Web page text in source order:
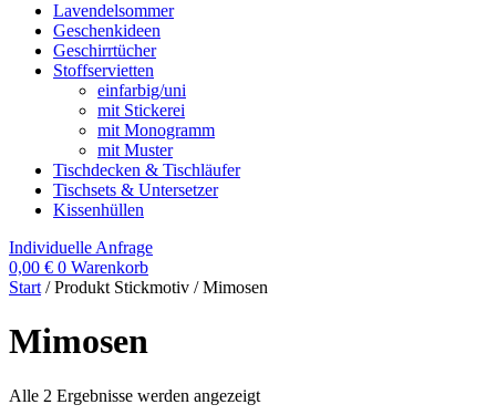
Lavendelsommer
Geschenkideen
Geschirrtücher
Stoffservietten
einfarbig/uni
mit Stickerei
mit Monogramm
mit Muster
Tischdecken & Tischläufer
Tischsets & Untersetzer
Kissenhüllen
Individuelle Anfrage
0,00 € 0 Warenkorb
Start / Produkt Stickmotiv / Mimosen
Mimosen
Alle 2 Ergebnisse werden angezeigt